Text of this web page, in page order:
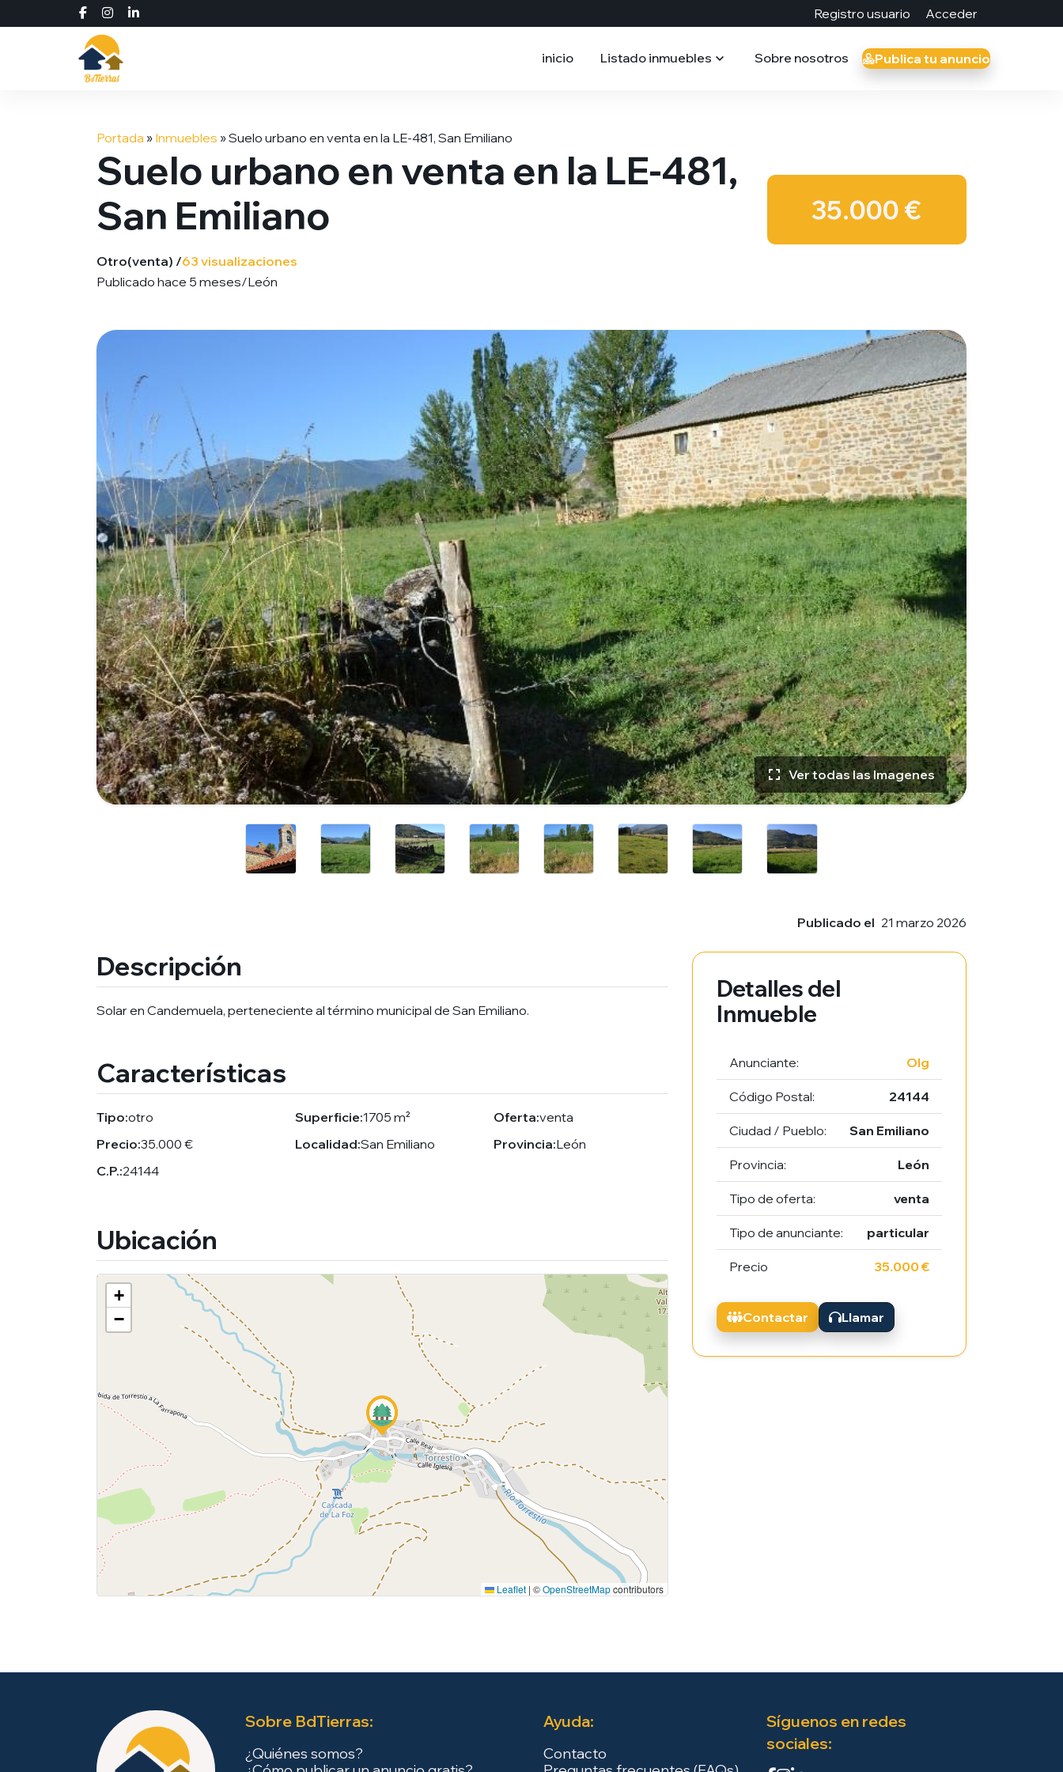
Registro usuario Acceder
inicio Listado inmuebles Sobre nosotros Publica tu anuncio
Portada » Inmuebles »Suelo urbano en venta en la LE-481, San Emiliano
Suelo urbano en venta en la LE-481,
San Emiliano
Otro(venta) /63 visualizaciones
Publicado hace 5 meses/León
35.000 €
Ver todas las Imagenes
Publicado el 21 marzo 2026
Descripción
Solar en Candemuela, perteneciente al término municipal de San Emiliano.
Características
Tipo:otro Superficie:1705 m² Oferta:venta
Precio:35.000 € Localidad:San Emiliano Provincia:León
C.P.:24144
Ubicación
+
−
Leaflet | ©OpenStreetMapcontributors
Detalles del
Inmueble
Anunciante: Olg
Código Postal: 24144
Ciudad / Pueblo: San Emiliano
Provincia: León
Tipo de oferta: venta
Tipo de anunciante: particular
Precio 35.000 €
Contactar Llamar
Sobre BdTierras:
¿Quiénes somos?
Ayuda:
Contacto
Síguenos en redes
sociales: